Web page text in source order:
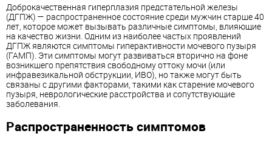
Доброкачественная гиперплазия предстательной железы
(ДГПЖ) — распространенное состояние среди мужчин старше 40
лет, которое может вызывать различные симптомы, влияющие
на качество жизни. Одним из наиболее частых проявлений
ДГПЖ являются симптомы гиперактивности мочевого пузыря
(ГАМП). Эти симптомы могут развиваться вторично на фоне
возникшего препятствия свободному оттоку мочи (или
инфравезикальной обструкции, ИВО), но также могут быть
связаны с другими факторами, такими как старение мочевого
пузыря, неврологические расстройства и сопутствующие
заболевания.
Распространенность симптомов